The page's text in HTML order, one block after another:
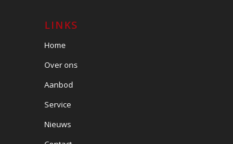
LINKS
Home
Over ons
Aanbod
Service
Nieuws